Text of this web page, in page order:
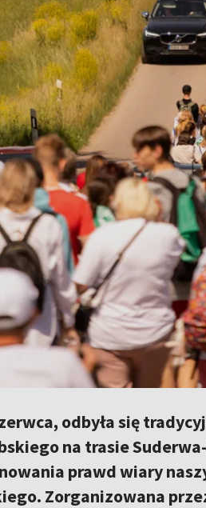
odbyła się
na trasie
prawd wiary
Zorganizowana